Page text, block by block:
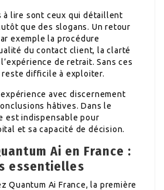
à lire sont ceux qui détaillent
que des slogans. Un retour
exemple la procédure
du contact client, la clarté
de retrait. Sans ces
reste difficile à exploiter.
avec discernement
hâtives. Dans le
est indispensable pour
et sa capacité de décision.
Ai en France :
essentielles
Quantum Ai France, la première